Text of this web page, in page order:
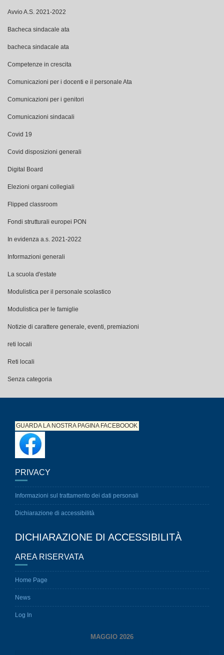
Avvio A.S. 2021-2022
Bacheca sindacale ata
bacheca sindacale ata
Competenze in crescita
Comunicazioni per i docenti e il personale Ata
Comunicazioni per i genitori
Comunicazioni sindacali
Covid 19
Covid disposizioni generali
Digital Board
Elezioni organi collegiali
Flipped classroom
Fondi strutturali europei PON
In evidenza a.s. 2021-2022
Informazioni generali
La scuola d'estate
Modulistica per il personale scolastico
Modulistica per le famiglie
Notizie di carattere generale, eventi, premiazioni
reti locali
Reti locali
Senza categoria
GUARDA LA NOSTRA PAGINAFACEBOOOK
PRIVACY
Informazioni sul trattamento dei dati personali
Dichiarazione di accessibilità
DICHIARAZIONE DI ACCESSIBILITÀ
AREA RISERVATA
Home Page
News
Log In
MAGGIO 2026